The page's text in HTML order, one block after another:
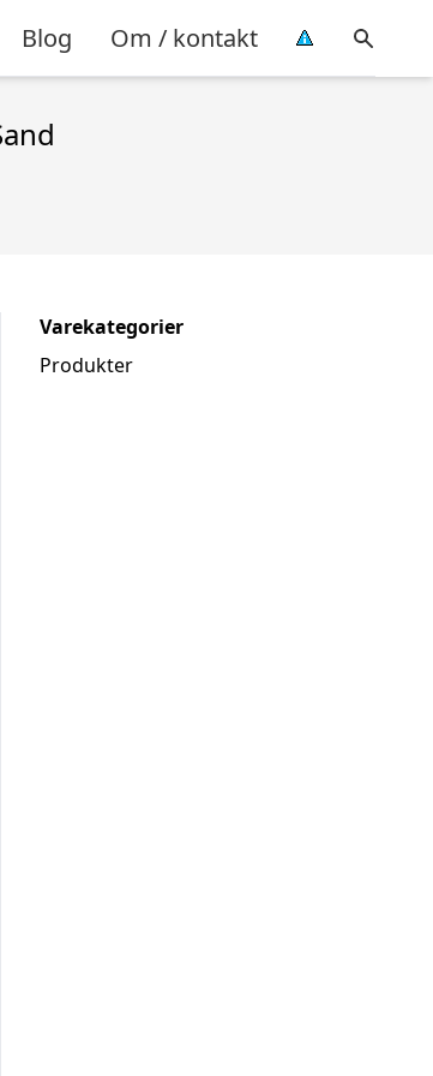
Blog Om / kontakt
Varekategorier
Produkter